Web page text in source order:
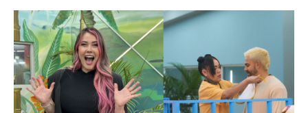
EMISIÓN 11:30 PM